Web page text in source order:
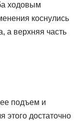
ходовым
коснулись
а верхняя часть
подъем и
этого достаточно